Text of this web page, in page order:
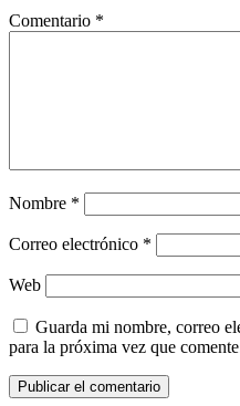
Comentario *
Nombre *
Correo electrónico *
Web
Guarda mi nombre, correo
para la próxima vez que